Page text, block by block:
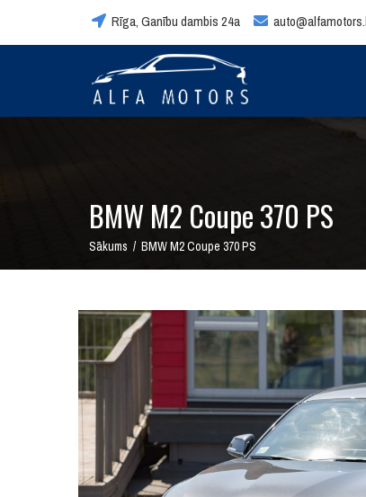
Rīga, Ganību dambis 24a
BMW M2 Coupe 370 PS
Sākums / BMW M2 Coupe 370 PS